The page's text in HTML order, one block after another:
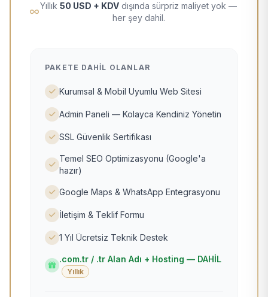
Yıllık 50 USD + KDV dışında sürpriz maliyet yok —
her şey dahil.
PAKETE DAHIL OLANLAR
Kurumsal & Mobil Uyumlu Web Sitesi
Admin Paneli — Kolayca Kendiniz Yönetin
SSL Güvenlik Sertifikası
Temel SEO Optimizasyonu (Google'a
hazır)
Google Maps & WhatsApp Entegrasyonu
İletişim & Teklif Formu
1 Yıl Ücretsiz Teknik Destek
.com.tr / .tr Alan Adı + Hosting — DAHİL
Yıllık